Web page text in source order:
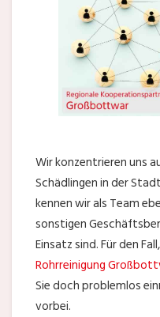
Wir konzentrieren uns
Schädlingen in der
kennen wir als Team
sonstigen
Einsatz sind. Für den
Rohrreinigung
Sie doch problemlos
vorbei.